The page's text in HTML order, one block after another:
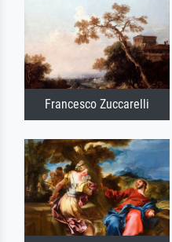
Francesco Zuccarelli